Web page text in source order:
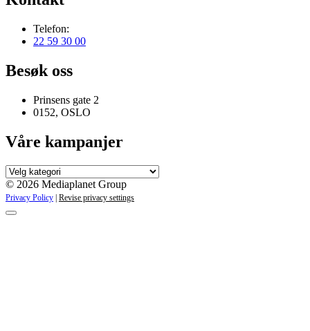
Telefon:
22 59 30 00
Besøk oss
Prinsens gate 2
0152, OSLO
Våre kampanjer
Våre
kampanjer
© 2026 Mediaplanet Group
Privacy Policy | Revise privacy settings